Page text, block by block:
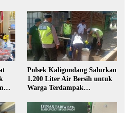
Polsek Kaligondang Salurkan
1.200 Liter Air Bersih untuk
Warga Terdampak